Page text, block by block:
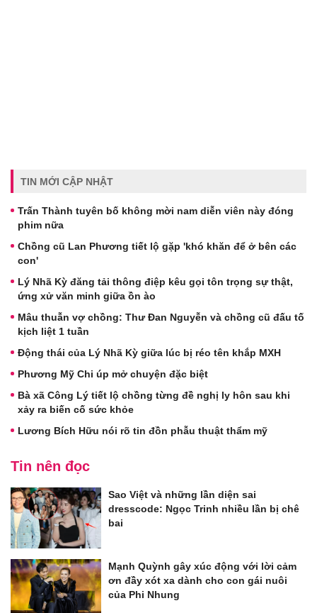
TIN MỚI CẬP NHẬT
Trấn Thành tuyên bố không mời nam diễn viên này đóng
phim nữa
Chồng cũ Lan Phương tiết lộ gặp 'khó khăn để ở bên các
con'
Lý Nhã Kỳ đăng tải thông điệp kêu gọi tôn trọng sự thật,
ứng xử văn minh giữa ồn ào
Mâu thuẫn vợ chồng: Thư Đan Nguyễn và chồng cũ đấu tố
kịch liệt 1 tuần
Động thái của Lý Nhã Kỳ giữa lúc bị réo tên khắp MXH
Phương Mỹ Chi úp mở chuyện đặc biệt
Bà xã Công Lý tiết lộ chồng từng đề nghị ly hôn sau khi
xảy ra biến cố sức khỏe
Lương Bích Hữu nói rõ tin đồn phẫu thuật thẩm mỹ
Tin nên đọc
Sao Việt và những lần diện sai
dresscode: Ngọc Trinh nhiều lần bị chê
bai
Mạnh Quỳnh gây xúc động với lời cảm
ơn đầy xót xa dành cho con gái nuôi
của Phi Nhung